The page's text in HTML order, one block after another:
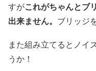
すがこれがちゃんとブ
出来ません。 ブリッジ
また組み立てるとノイ
うか！